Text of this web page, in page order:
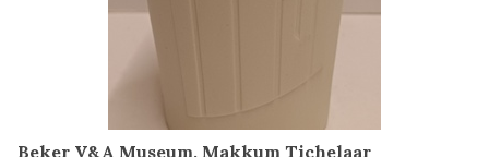
Beker V&A Museum, Makkum Tichelaar